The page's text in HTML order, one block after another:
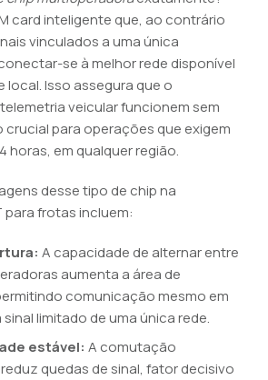
card inteligente que, ao contrário
vinculados a uma única
se à melhor rede disponível
local. Isso assegura que o
veicular funcionem sem
para operações que exigem
horas, em qualquer região.
desse tipo de chip na
frotas incluem:
A capacidade de alternar entre
aumenta a área de
comunicação mesmo em
limitado de uma única rede.
estável: A comutação
quedas de sinal, fator decisivo